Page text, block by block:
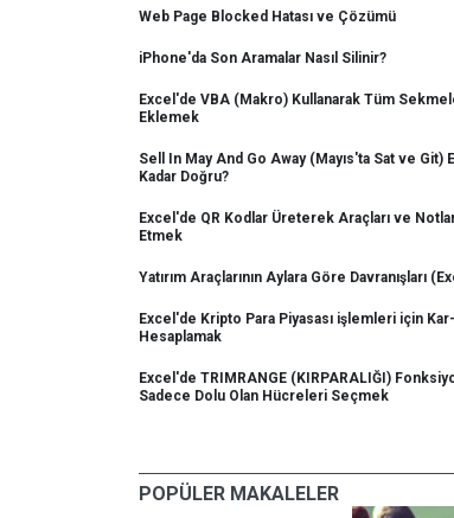
Web Page Blocked Hatası ve Çözümü
iPhone'da Son Aramalar Nasıl Silinir?
Excel'de VBA (Makro) Kullanarak Tüm
Eklemek
Sell In May And Go Away (Mayıs'ta Sat ve Git)
Kadar Doğru?
Excel'de QR Kodlar Üreterek Araçları ve
Etmek
Yatırım Araçlarının Aylara Göre Davranışları
Excel'de Kripto Para Piyasası işlemleri için
Hesaplamak
Excel'de TRIMRANGE (KIRPARALIĞI)
Sadece Dolu Olan Hücreleri Seçmek
POPÜLER MAKALELER